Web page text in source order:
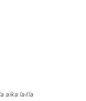
aika lailla